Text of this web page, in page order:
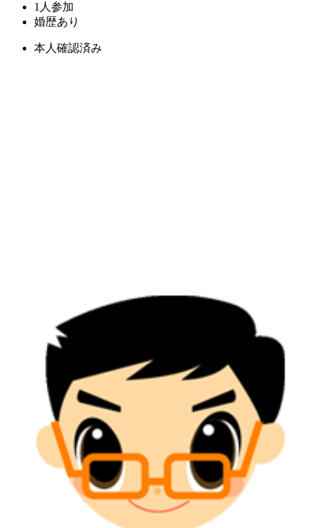
1人参加
婚歴あり
本人確認済み